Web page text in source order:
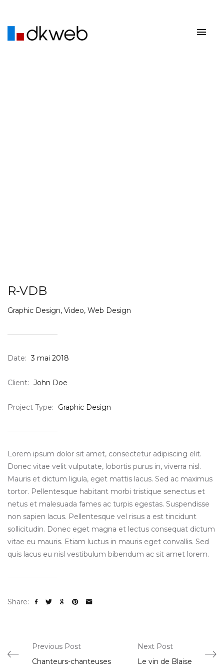
R-VDB
Graphic Design, Video, Web Design
Date: 3 mai 2018
Client: John Doe
Project Type: Graphic Design
Lorem ipsum dolor sit amet, consectetur adipiscing elit.
Donec vitae velit vulputate, lobortis purus in, viverra nisl.
Mauris et dictum ligula, eget mattis lacus. Sed ac maximus
tortor. Pellentesque habitant morbi tristique senectus et
netus et malesuada fames ac turpis egestas. Suspendisse
non sapien lacus. Pellentesque vel risus a est tincidunt
sollicitudin. Donec eget magna et lectus consequat dictum
vitae eu mauris. Etiam luctus in mauris eget convallis. Sed
quis lacus eu nisl vestibulum bibendum ac sit amet lorem.
Share:
Previous Post
Chanteurs-chanteuses
Next Post
Le vin de Blaise